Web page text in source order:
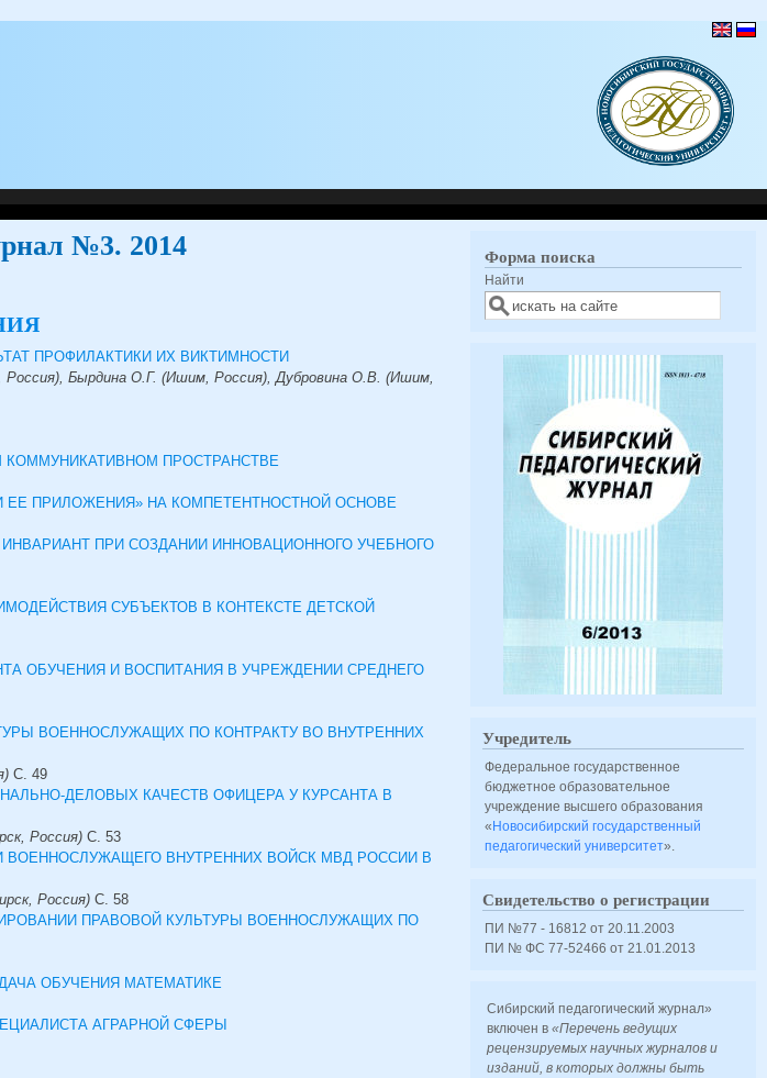
№3. 2014
ПРОФИЛАКТИКИ ИХ ВИКТИМНОСТИ
Бырдина О.Г. (Ишим, Россия), Дубровина О.В. (Ишим,
ПРОСТРАНСТВЕ
ЕЕ ПРИЛОЖЕНИЯ» НА КОМПЕТЕНТНОСТНОЙ ОСНОВЕ
ПРИ СОЗДАНИИ ИННОВАЦИОННОГО УЧЕБНОГО
СУБЪЕКТОВ В КОНТЕКСТЕ ДЕТСКОЙ
ОБУЧЕНИЯ И ВОСПИТАНИЯ В УЧРЕЖДЕНИИ СРЕДНЕГО
ВОЕННОСЛУЖАЩИХ ПО КОНТРАКТУ ВО ВНУТРЕННИХ
С. 49
ДЕЛОВЫХ КАЧЕСТВ ОФИЦЕРА У КУРСАНТА В
Россия) С. 53
ВНУТРЕННИХ ВОЙСК МВД РОССИИ В
Россия) С. 58
ПРАВОВОЙ КУЛЬТУРЫ ВОЕННОСЛУЖАЩИХ ПО
ОБУЧЕНИЯ МАТЕМАТИКЕ
АГРАРНОЙ СФЕРЫ
Форма поиска
Найти
Учредитель
Федеральное государственное
бюджетное образовательное
учреждение высшего образования
«Новосибирский государственный
педагогический университет».
Свидетельство о регистрации
ПИ №77 - 16812 от 20.11.2003
ПИ № ФС 77-52466 от 21.01.2013
Сибирский педагогический журнал»
включен в«Перечень ведущих
рецензируемых научных журналов и
изданий, в которых должны быть